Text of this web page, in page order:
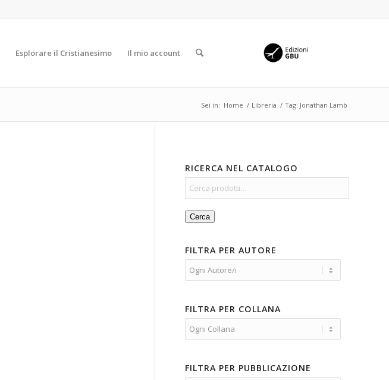
Esplorare il Cristianesimo Il mio account
Sei in: Home / Libreria / Tag: Jonathan Lamb
RICERCA NEL CATALOGO
Cerca
FILTRA PER AUTORE
FILTRA PER COLLANA
FILTRA PER PUBBLICAZIONE